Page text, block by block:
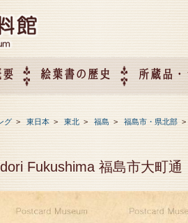
絵葉書の歴史 所蔵品
グ > 東日本 > 東北 > 福島 > 福島市・県北部 >
Fukushima 福島市大町通